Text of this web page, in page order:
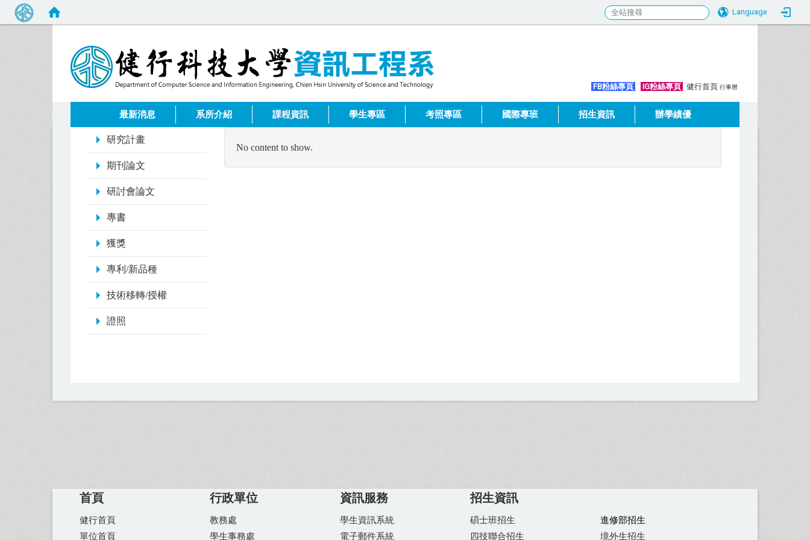
Language
FB粉絲專頁 IG粉絲專頁 健行首頁 行事曆
最新消息 系所介紹 課程資訊 學生專區 考照專區 國際專班 招生資訊 辦學績優
研究計畫
期刊論文
研討會論文
專書
獲獎
專利/新品種
技術移轉/授權
證照
No content to show.
首頁
健行首頁
單位首頁
行政單位
教務處
學生事務處
資訊服務
學生資訊系統
電子郵件系統
招生資訊
碩士班招生
四技聯合招生
進修部招生
境外生招生